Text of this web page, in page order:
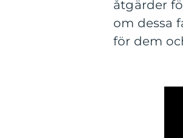
åtgärder
om dessa
för dem